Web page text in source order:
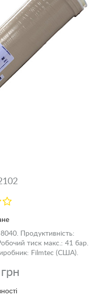
Продуктивність:
тиск макс.: 41 бар.
Filmtec (США).
грн